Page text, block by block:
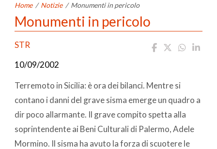
Home / Notizie / Monumenti in pericolo
Monumenti in pericolo
STR
10/09/2002
Terremoto in Sicilia: è ora dei bilanci. Mentre si
contano i danni del grave sisma emerge un quadro a
dir poco allarmante. Il grave compito spetta alla
soprintendente ai Beni Culturali di Palermo, Adele
Mormino. Il sisma ha avuto la forza di scuotere le